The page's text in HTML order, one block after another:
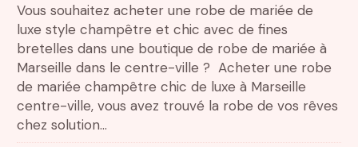
Rechercher
Vous souhaitez acheter une robe de mariée de
luxe style champêtre et chic avec de fines
bretelles dans une boutique de robe de mariée à
Marseille dans le centre-ville ? Acheter une robe
de mariée champêtre chic de luxe à Marseille
centre-ville, vous avez trouvé la robe de vos rêves
chez solution...